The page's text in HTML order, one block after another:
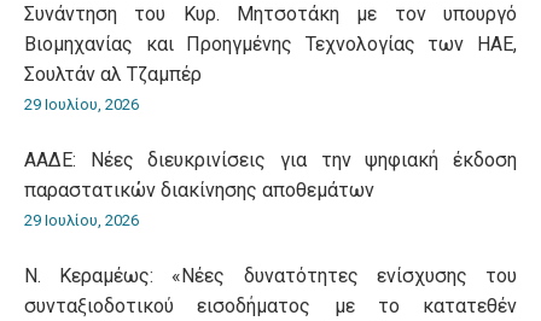
Συνάντηση του Κυρ. Μητσοτάκη με τον υπουργό
Βιομηχανίας και Προηγμένης Τεχνολογίας των ΗΑΕ,
Σουλτάν αλ Τζαμπέρ
29 Ιουλίου, 2026
ΑΑΔΕ: Νέες διευκρινίσεις για την ψηφιακή έκδοση
παραστατικών διακίνησης αποθεμάτων
29 Ιουλίου, 2026
Ν. Κεραμέως: «Νέες δυνατότητες ενίσχυσης του
συνταξιοδοτικού εισοδήματος με το κατατεθέν